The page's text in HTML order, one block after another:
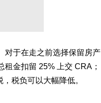
对于在走之前选择保留房产
金扣留 25% 上交 CRA；
税负可以大幅降低。